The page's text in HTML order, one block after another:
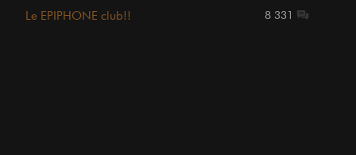
Le EPIPHONE club!! 8 331